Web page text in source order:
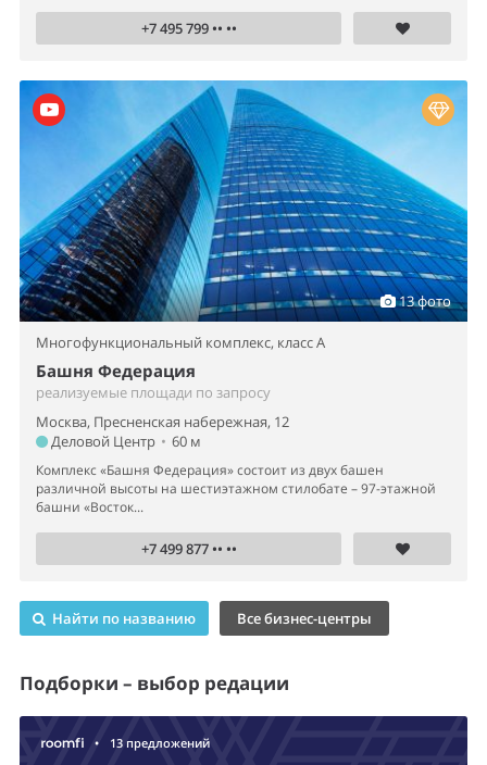
+7 495 799 •• ••
13 фото
Многофункциональный комплекс, класс A
Башня Федерация
реализуемые площади по запросу
Москва, Пресненская набережная, 12
Деловой Центр • 60 м
Комплекс «Башня Федерация» состоит из двух башен
различной высоты на шестиэтажном стилобате – 97-этажной
башни «Восток...
+7 499 877 •• ••
Найти по названию Все бизнес-центры
Подборки – выбор редации
• 13 предложений